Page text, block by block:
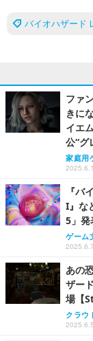
バイオハザード
ファ
きに
イエ
公“グ
家庭用
『バ
I』な
5」発
ゲーム
あの
ザー
場【
クラウ